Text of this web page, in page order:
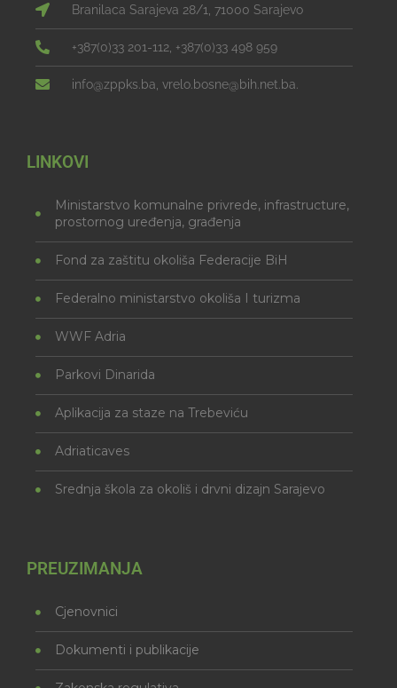
Branilaca Sarajeva 28/1, 71000 Sarajevo
+387(0)33 201-112, +387(0)33 498 959
info@zppks.ba, vrelo.bosne@bih.net.ba.
LINKOVI
Ministarstvo komunalne privrede, infrastructure,
prostornog uređenja, građenja
Fond za zaštitu okoliša Federacije BiH
Federalno ministarstvo okoliša I turizma
WWF Adria
Parkovi Dinarida
Aplikacija za staze na Trebeviću
Adriaticaves
Srednja škola za okoliš i drvni dizajn Sarajevo
PREUZIMANJA
Cjenovnici
Dokumenti i publikacije